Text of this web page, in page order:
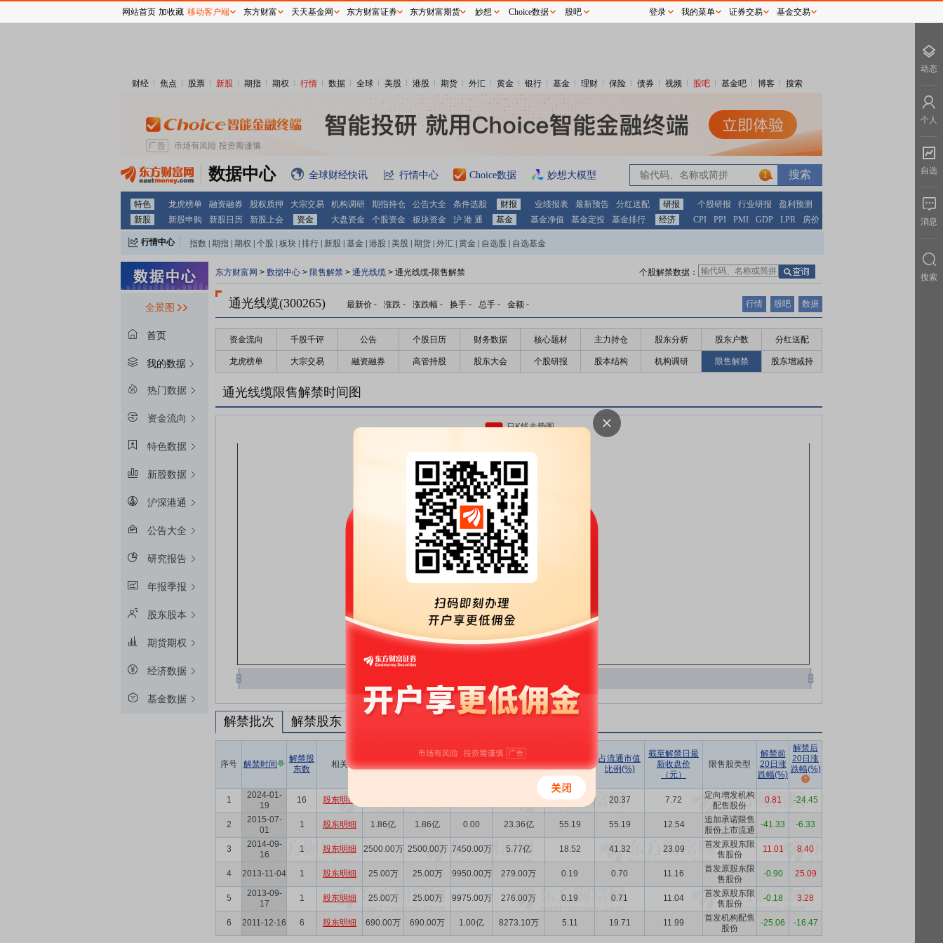
财经 焦点 股票 新股 期指 期权 行情 数据 全球 美股 港股 期货 外汇 黄金 银行 基金 理财 保险 债券 视频 股吧 基金吧 博客 搜索
数据中心 全球财经快讯 行情中心 Choice数据 妙想大模型 1
特色 龙虎榜单 融资融券 股权质押 大宗交易 机构调研 期指持仓 公告大全 条件选股 财报 业绩报表 最新预告 分红送配 研报 个股研报 行业研报
盈利预测
新股
新股申购 新股日历 新股上会 资金 大盘资金 个股资金 板块资金 沪 港 通 基金 基金净值 基金定投 基金排行 经济 CPI PPI PMI GDP LPR 房价
行情中心 指数 期指 期权 个股 板块 排行 新股 基金 港股 美股 期货 外汇 黄金 自选股 自选基金
全景图
首页
我的数据
热门数据
资金流向
特色数据
新股数据
沪深港通
公告大全
研究报告
年报季报
股东股本
期货期权
经济数据
基金数据
东方财富网 > 数据中心 > 限售解禁 > 通光线缆 > 通光线缆-限售解禁 个股解禁数据：
通光线缆(300265) 最新价 - 涨跌 - 涨跌幅 - 换手 - 总手 - 金额 - 行情 股吧 数据
资金流向 千股千评 公告 个股日历 财务数据 核心题材 主力持仓 股东分析 股东户数 分红送配
龙虎榜单 大宗交易 融资融券 高管持股 股东大会 个股研报 股本结构 机构调研 限售解禁 股东增减持
通光线缆限售解禁时间图
解禁批次 解禁股东
序号 解禁时间
解禁股
东数
相关
(股)
实际解禁数
量(股)
未解禁数
量(股)
实际解禁市值
(元)
例(%)
占流通市值
比例(%)
截至解禁日最
新收盘价
（元）
限售股类型
解禁前
20日涨
跌幅(%)
解禁后
20日涨
跌幅(%)
1
2024-01-
19
16 股东明细 20.36 20.37 7.72
定向增发机构
配售股份
0.81 -24.45
2
2015-07-
01
1 股东明细 1.86亿 1.86亿 0.00 23.36亿 55.19 55.19 12.54
追加承诺限售
股份上市流通
-41.33 -6.33
3
2014-09-
16
1 股东明细 2500.00万 2500.00万 7450.00万 5.77亿 18.52 41.32 23.09
首发原股东限
售股份
11.01 8.40
4 2013-11-04 1 股东明细 25.00万 25.00万 9950.00万 279.00万 0.19 0.70 11.16
首发原股东限
售股份
-0.90 25.09
5
2013-09-
17
1 股东明细 25.00万 25.00万 9975.00万 276.00万 0.19 0.71 11.04
首发原股东限
售股份
-0.18 3.28
6 2011-12-16 6 股东明细 690.00万 690.00万 1.00亿 8273.10万 5.11 19.71 11.99
首发机构配售
股份
-25.06 -16.47
网站首页 加收藏 移动客户端 东方财富 天天基金网 东方财富证券 东方财富期货 妙想 Choice数据 股吧 登录 我的菜单 证券交易 基金交易
动态
个人
自选
消息
搜索